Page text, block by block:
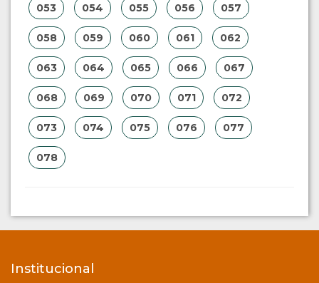
053 054 055 056 057
058 059 060 061 062
063 064 065 066 067
068 069 070 071 072
073 074 075 076 077
078
Institucional